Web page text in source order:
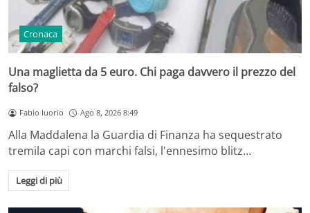
Cronaca
Una maglietta da 5 euro. Chi paga davvero il prezzo del
falso?
Fabio Iuorio Ago 8, 2026 8:49
Alla Maddalena la Guardia di Finanza ha sequestrato
tremila capi con marchi falsi, l'ennesimo blitz…
Leggi di più